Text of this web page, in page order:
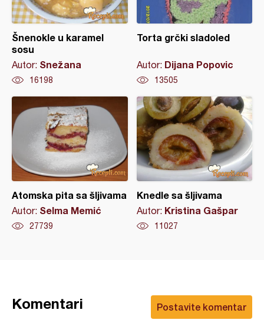
Šnenokle u karamel
sosu
Autor: Snežana
16198
Torta grčki sladoled
Autor: Dijana Popovic
13505
Atomska pita sa šljivama
Autor: Selma Memić
27739
Knedle sa šljivama
Autor: Kristina Gašpar
11027
Postavite komentar
Komentari